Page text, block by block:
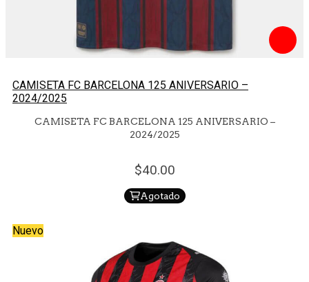
CAMISETA FC BARCELONA 125 ANIVERSARIO –
2024/2025
CAMISETA FC BARCELONA 125 ANIVERSARIO –
2024/2025
40.00
Agotado
Nuevo